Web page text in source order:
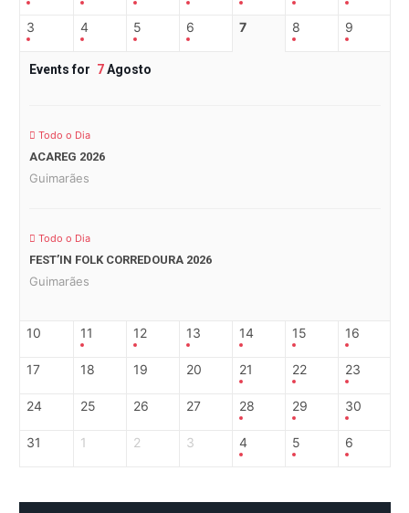
3 4 5 6 7 8 9
Events for 7Agosto
Todo o Dia
ACAREG 2026
Guimarães
Todo o Dia
FEST’IN FOLK CORREDOURA 2026
Guimarães
10 11 12 13 14 15 16
17 18 19 20 21 22 23
24 25 26 27 28 29 30
31 1 2 3 4 5 6